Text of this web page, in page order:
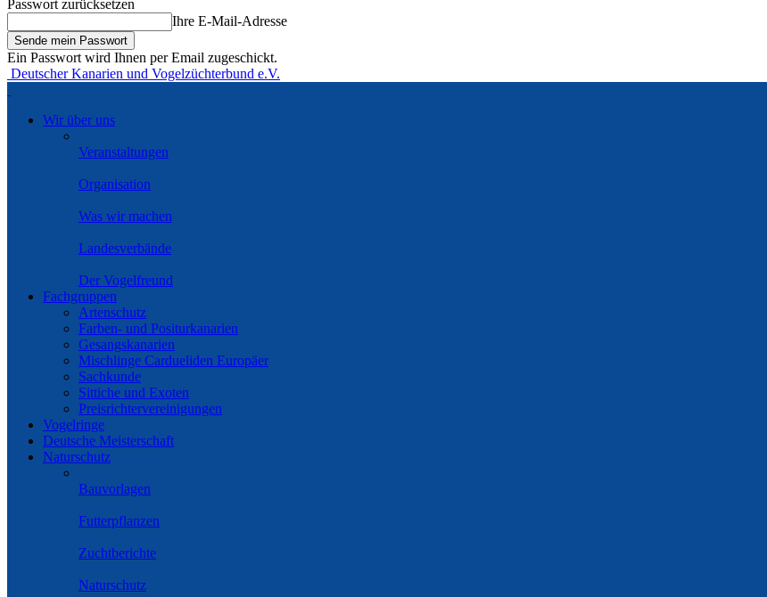
Passwort zurücksetzen
Ihre E-Mail-Adresse
Ein Passwort wird Ihnen per Email zugeschickt.
Deutscher Kanarien und Vogelzüchterbund e.V.
Wir über uns
Veranstaltungen
Organisation
Was wir machen
Landesverbände
Der Vogelfreund
Fachgruppen
Artenschutz
Farben- und Positurkanarien
Gesangskanarien
Mischlinge Cardueliden Europäer
Sachkunde
Sittiche und Exoten
Preisrichtervereinigungen
Vogelringe
Deutsche Meisterschaft
Naturschutz
Bauvorlagen
Futterpflanzen
Zuchtberichte
Naturschutz